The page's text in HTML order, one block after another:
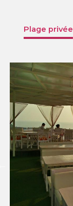
Plage privée